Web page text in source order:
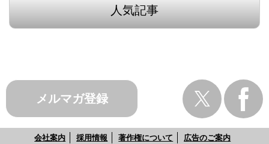
人気記事
メルマガ登録
会社案内 採用情報 著作権について 広告のご案内